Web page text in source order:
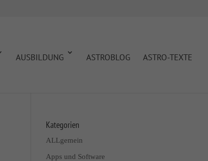
AUSBILDUNG ASTROBLOG ASTRO-TEXTE
Kategorien
ALLgemein
Apps und Software